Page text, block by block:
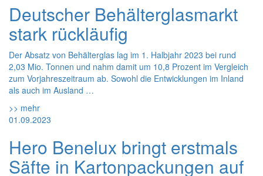
Deutscher Behälterglasmarkt
stark rückläufig
Der Absatz von Behälterglas lag im 1. Halbjahr 2023 bei rund
2,03 Mio. Tonnen und nahm damit um 10,8 Prozent im Vergleich
zum Vorjahreszeitraum ab. Sowohl die Entwicklungen im Inland
als auch im Ausland …
>> mehr
01.09.2023
Hero Benelux bringt erstmals
Säfte in Kartonpackungen auf